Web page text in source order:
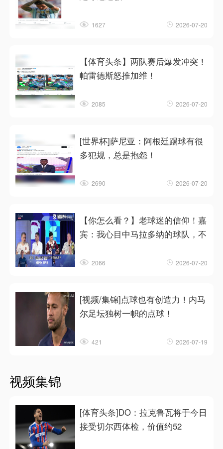
1627 2026-07-20
【体育头条】两队赛后爆发冲突！
帕雷德斯怒推加维！
2085 2026-07-20
[世界杯]萨尼亚：阿根廷踢球有很
多犯规，总是抱怨！
2690 2026-07-20
【你怎么看？】老球迷的信仰！嘉
宾：我心目中马拉多纳的球队，不
2066 2026-07-20
[视频/集锦]点球也有创造力！内马
尔足坛独树一帜的点球！
421 2026-07-19
视频集锦
[体育头条]DO：拉克鲁瓦将于今日
接受切尔西体检，价值约52